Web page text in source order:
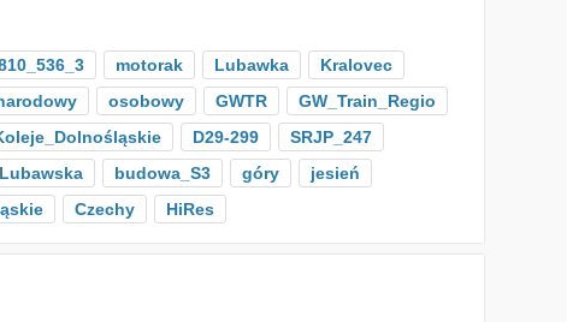
motorak Lubawka
Kralovec
osobowy GWTR
GW_Train_Regio
D29-299
SRJP_247
budowa_S3 góry
jesień
Czechy HiRes